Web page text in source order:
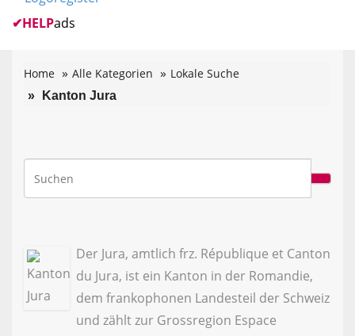
✔HELPads
Home Alle Kategorien Lokale Suche
Kanton Jura
Der Jura, amtlich frz. République et Canton
du Jura, ist ein Kanton in der Romandie,
dem frankophonen Landesteil der Schweiz
und zählt zur Grossregion Espace